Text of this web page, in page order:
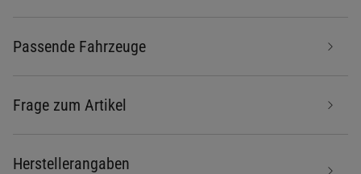
Passende Fahrzeuge
Frage zum Artikel
Herstellerangaben